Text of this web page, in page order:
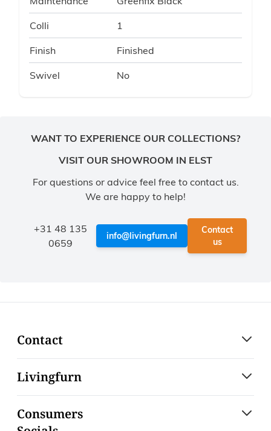
Colli 1
Finish Finished
Swivel No
WANT TO EXPERIENCE OUR COLLECTIONS?
VISIT OUR SHOWROOM IN ELST
For questions or advice feel free to contact us.
We are happy to help!
+31 48 135
0659
info@livingfurn.nl
Contact
us
Contact
Livingfurn
Consumers